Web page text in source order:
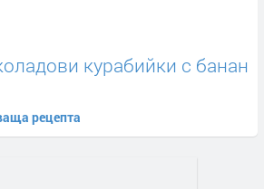
курабийки с банан
рецепта